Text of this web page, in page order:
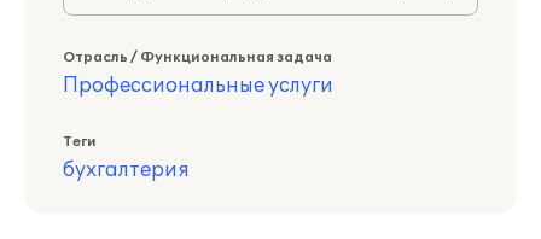
Отрасль / Функциональная задача
Профессиональные услуги
Теги
бухгалтерия